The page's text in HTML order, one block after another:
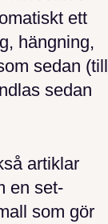
ett
hängning,
sedan (till
sedan
artiklar
en set-
som gör